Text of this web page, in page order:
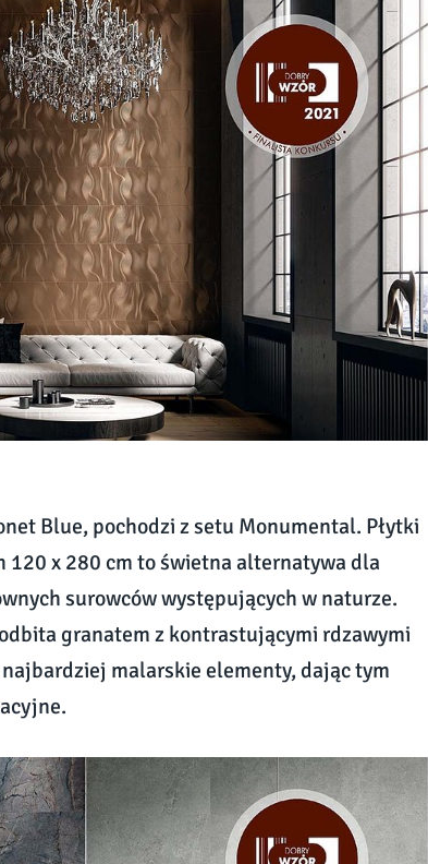
Blue, pochodzi z setu Monumental. Płytki
120 x 280 cm to świetna alternatywa dla
surowców występujących w naturze.
granatem z kontrastującymi rdzawymi
malarskie elementy, dając tym